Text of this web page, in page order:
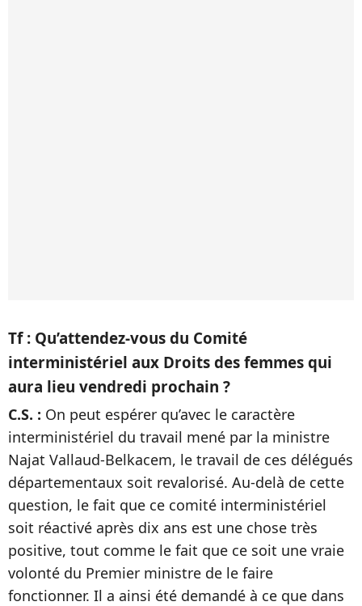
Tf : Qu’attendez-vous du Comité
interministériel aux Droits des femmes qui
aura lieu vendredi prochain ?
C.S. : On peut espérer qu’avec le caractère
interministériel du travail mené par la ministre
Najat Vallaud-Belkacem, le travail de ces délégués
départementaux soit revalorisé. Au-delà de cette
question, le fait que ce comité interministériel
soit réactivé après dix ans est une chose très
positive, tout comme le fait que ce soit une vraie
volonté du Premier ministre de le faire
fonctionner. Il a ainsi été demandé à ce que dans